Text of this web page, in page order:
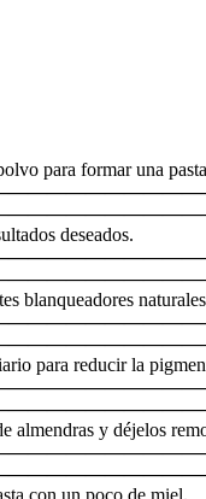
para formar una
deseados.
blanqueadores
para reducir la
almendras y déjelos